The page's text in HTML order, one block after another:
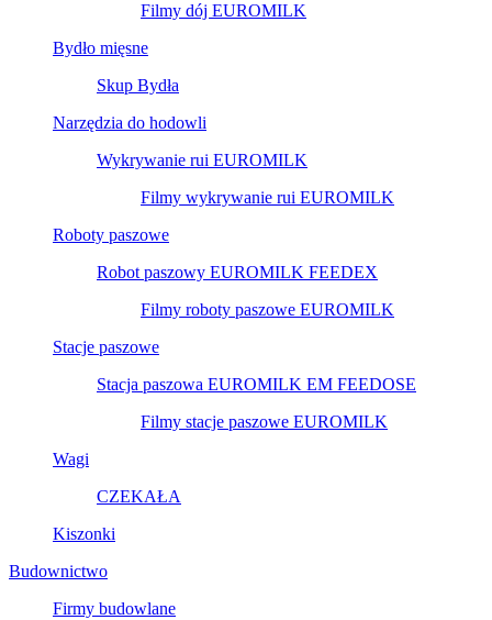
Filmy dój EUROMILK
Bydło mięsne
Skup Bydła
Narzędzia do hodowli
Wykrywanie rui EUROMILK
Filmy wykrywanie rui EUROMILK
Roboty paszowe
Robot paszowy EUROMILK FEEDEX
Filmy roboty paszowe EUROMILK
Stacje paszowe
Stacja paszowa EUROMILK EM FEEDOSE
Filmy stacje paszowe EUROMILK
Wagi
CZEKAŁA
Kiszonki
Budownictwo
Firmy budowlane